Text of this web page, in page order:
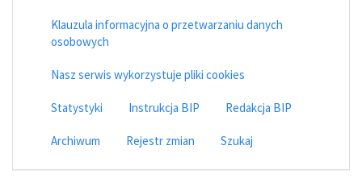
Klauzula informacyjna o przetwarzaniu danych
osobowych
Nasz serwis wykorzystuje pliki cookies
Statystyki Instrukcja BIP Redakcja BIP
Archiwum Rejestr zmian Szukaj